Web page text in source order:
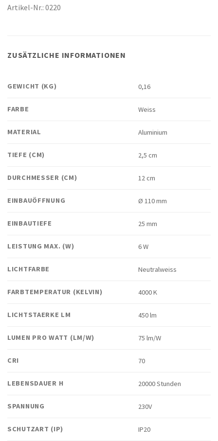
Artikel-Nr.: 0220
ZUSÄTZLICHE INFORMATIONEN
GEWICHT (KG) 0,16
FARBE Weiss
MATERIAL Aluminium
TIEFE (CM) 2,5 cm
DURCHMESSER (CM) 12 cm
EINBAUÖFFNUNG Ø 110 mm
EINBAUTIEFE 25 mm
LEISTUNG MAX. (W) 6 W
LICHTFARBE Neutralweiss
FARBTEMPERATUR (KELVIN) 4000 K
LICHTSTAERKE LM 450 lm
LUMEN PRO WATT (LM/W) 75 lm/W
CRI 70
LEBENSDAUER H 20000 Stunden
SPANNUNG 230V
SCHUTZART (IP) IP20